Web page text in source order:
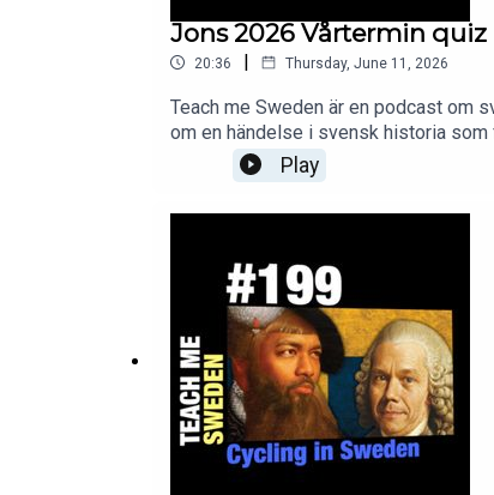
Jons 2026 Vårtermin quiz
20:36 | Thursday, June 11, 2026
Teach me Sweden är en podcast om
om en händelse i svensk historia
season. We'll see if Jonathan
Play